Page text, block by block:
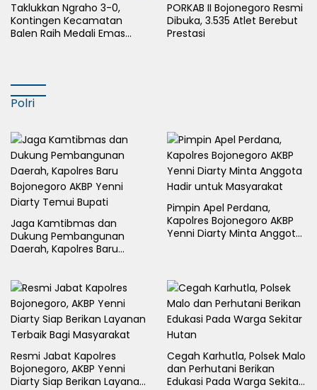
Taklukkan Ngraho 3-0,
Kontingen Kecamatan
Balen Raih Medali Emas
PORKAB II Bojonegoro Resmi
Dibuka, 3.535 Atlet Berebut
Prestasi
Polri
Jaga Kamtibmas dan
Dukung Pembangunan
Daerah, Kapolres Baru
Pimpin Apel Perdana,
Kapolres Bojonegoro AKBP
Yenni Diarty Minta Anggota
Resmi Jabat Kapolres
Bojonegoro, AKBP Yenni
Diarty Siap Berikan Layanan
Cegah Karhutla, Polsek Malo
dan Perhutani Berikan
Edukasi Pada Warga Sekitar